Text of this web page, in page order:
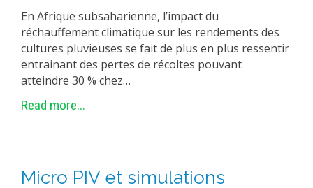
En Afrique subsaharienne, l’impact du
réchauffement climatique sur les rendements des
cultures pluvieuses se fait de plus en plus ressentir
entrainant des pertes de récoltes pouvant
atteindre 30 % chez…
Read more...
Micro PIV et simulations